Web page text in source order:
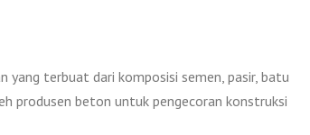
terbuat dari komposisi semen, pasir, batu
produsen beton untuk pengecoran konstruksi